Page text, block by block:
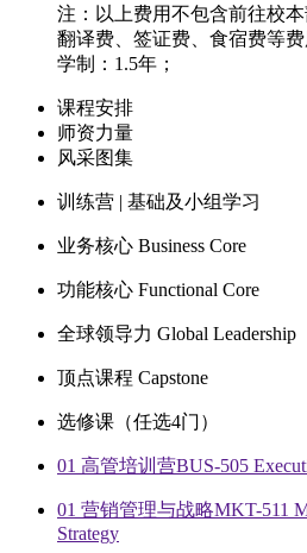
注：以上费用不包含前往校
翻译费、签证费、食宿费等费
学制：1.5年；
课程安排
师资力量
风采图集
训练营 | 基础及小组学习
业务核心 Business Core
功能核心 Functional Core
全球领导力 Global Leadership
顶点课程 Capstone
选修课（任选4门）
01 高管培训营BUS-505
01 营销管理与战略MKT-511
Strategy